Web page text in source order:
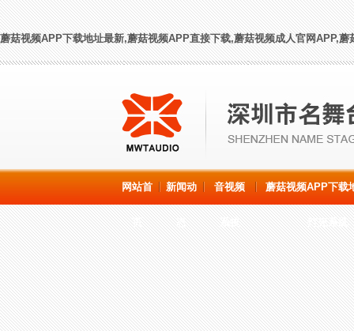
蘑菇视频APP下载地址最新,蘑菇视频APP直接下载,蘑菇视频成人官网APP,蘑
网站首
页
新闻动
态
音视频
系统
蘑菇视频APP下载
灯光系统